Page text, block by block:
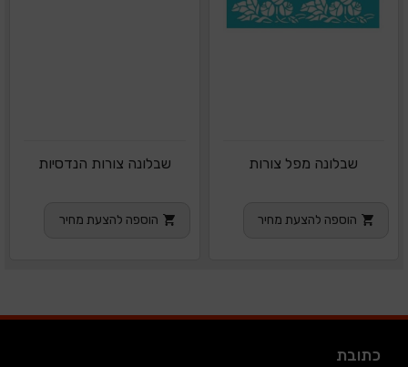
שבלונה מפל צורות
הוספה להצעת מחיר
שבלונה צורות הנדסיות
הוספה להצעת מחיר
כתובת